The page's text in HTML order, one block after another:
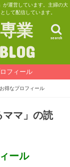
が運営しています。主婦の大
して配信しています。
業
search
フィール
得なプロフィール
ママ」の読
ール